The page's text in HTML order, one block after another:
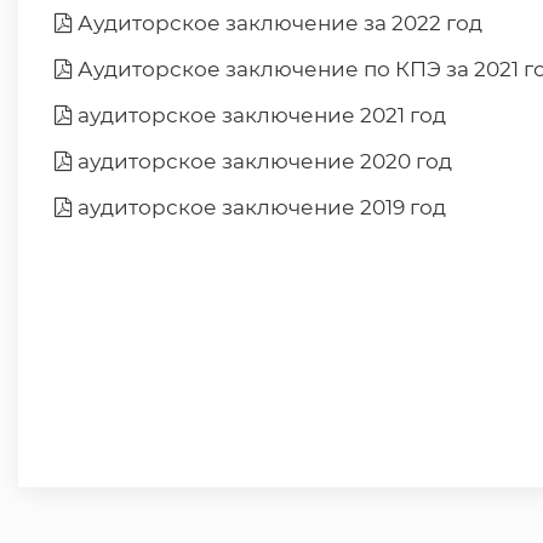
Аудиторское заключение за 2022 год
Аудиторское заключение по КПЭ за 2021
аудиторское заключение 2021 год
аудиторское заключение 2020 год
аудиторское заключение 2019 год